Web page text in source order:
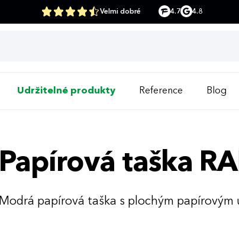
Velmi dobré 4.7 4.8
Udržitelné produkty Reference Blog
Papírová taška
Modrá papírová taška s plochým papírovým